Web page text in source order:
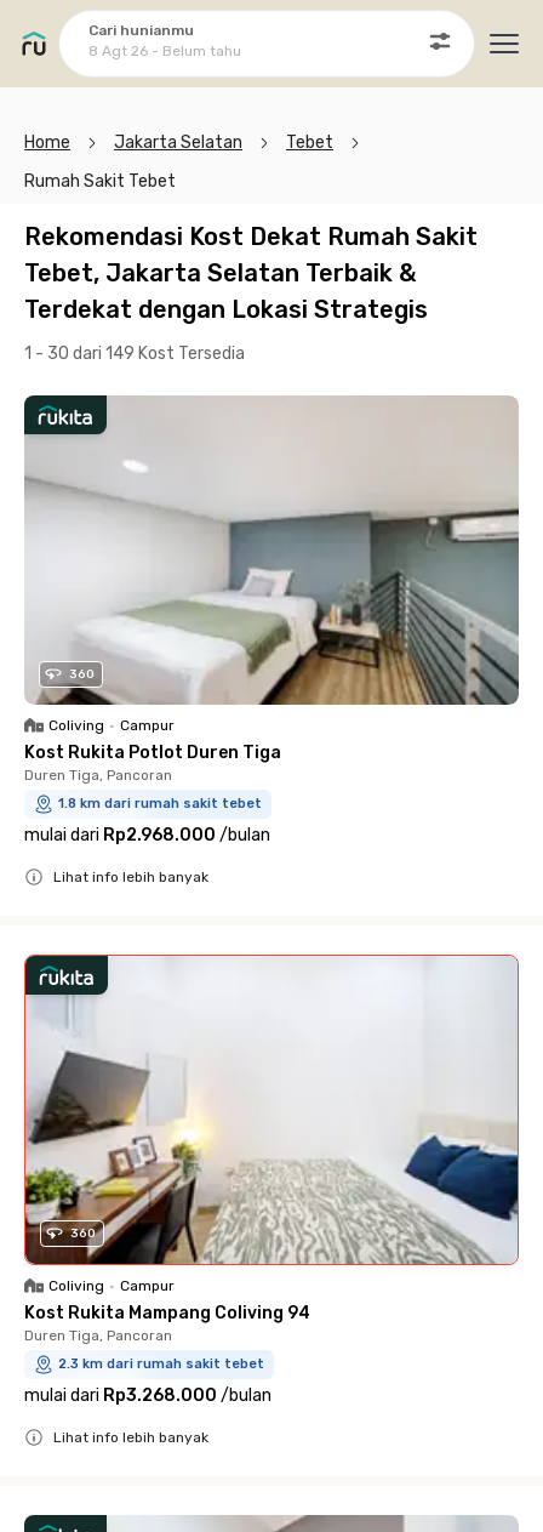
Cari hunianmu
8 Agt 26 - Belum tahu
Home Jakarta Selatan
Tebet
Rumah Sakit Tebet
Rekomendasi Kost Dekat Rumah Sakit
Tebet, Jakarta Selatan Terbaik &
Terdekat dengan Lokasi Strategis
1 - 30 dari 149 Kost Tersedia
360
Coliving • Campur
Kost Rukita Potlot Duren Tiga
Duren Tiga, Pancoran
1.8 km dari rumah sakit tebet
mulai dari Rp2.968.000 /bulan
Lihat info lebih banyak
360
Coliving • Campur
Kost Rukita Mampang Coliving 94
Duren Tiga, Pancoran
2.3 km dari rumah sakit tebet
mulai dari Rp3.268.000 /bulan
Lihat info lebih banyak